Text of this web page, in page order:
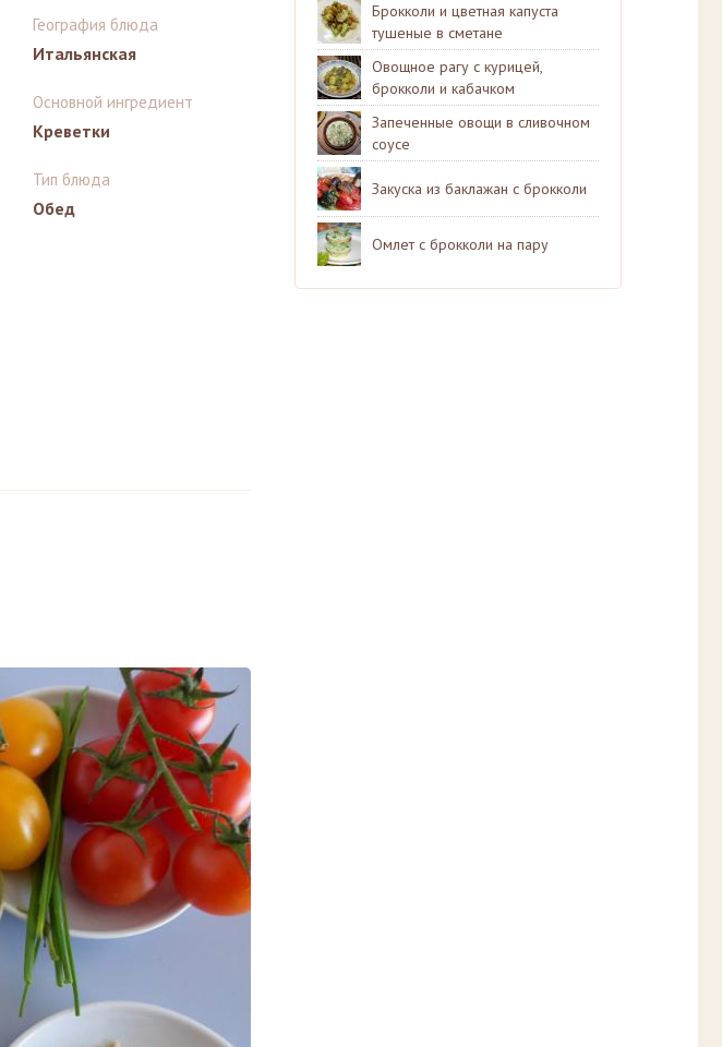
География блюда
Итальянская
Основной ингредиент
Креветки
Тип блюда
Обед
Брокколи и цветная капуста
тушеные в сметане
Овощное рагу с курицей,
брокколи и кабачком
Запеченные овощи в сливочном
соусе
Закуска из баклажан с брокколи
Омлет с брокколи на пару